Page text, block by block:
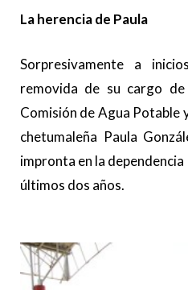
La herencia de Paula
Sorpresivamente a
removida de su cargo
Comisión de Agua Potable
chetumaleña Paula
impronta en la
últimos dos años.